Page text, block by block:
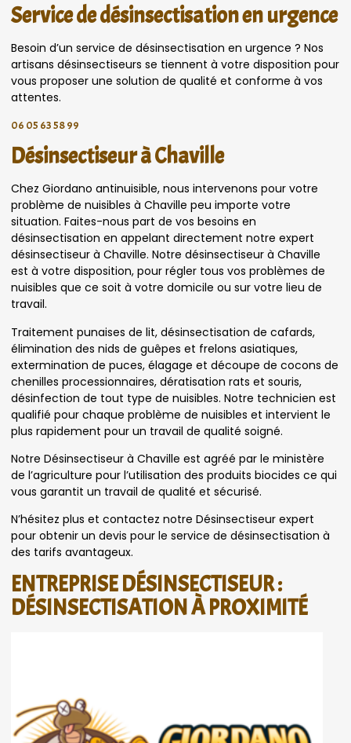
Service de désinsectisation en urgence
Besoin d’un service de désinsectisation en urgence ? Nos
artisans désinsectiseurs se tiennent à votre disposition pour
vous proposer une solution de qualité et conforme à vos
attentes.
06 05 63 58 99
Désinsectiseur à Chaville
Chez Giordano antinuisible, nous intervenons pour votre
problème de nuisibles à Chaville peu importe votre
situation. Faites-nous part de vos besoins en
désinsectisation en appelant directement notre expert
désinsectiseur à Chaville. Notre désinsectiseur à Chaville
est à votre disposition, pour régler tous vos problèmes de
nuisibles que ce soit à votre domicile ou sur votre lieu de
travail.
Traitement punaises de lit, désinsectisation de cafards,
élimination des nids de guêpes et frelons asiatiques,
extermination de puces, élagage et découpe de cocons de
chenilles processionnaires, dératisation rats et souris,
désinfection de tout type de nuisibles. Notre technicien est
qualifié pour chaque problème de nuisibles et intervient le
plus rapidement pour un travail de qualité soigné.
Notre Désinsectiseur à Chaville est agréé par le ministère
de l’agriculture pour l’utilisation des produits biocides ce qui
vous garantit un travail de qualité et sécurisé.
N’hésitez plus et contactez notre Désinsectiseur expert
pour obtenir un devis pour le service de désinsectisation à
des tarifs avantageux.
ENTREPRISE DÉSINSECTISEUR :
DÉSINSECTISATION À PROXIMITÉ